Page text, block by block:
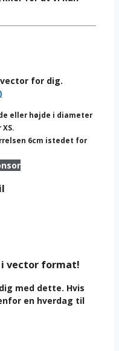
for dig.
eller højde i diameter
6cm istedet for
vector format!
med dette. Hvis
en hverdag til